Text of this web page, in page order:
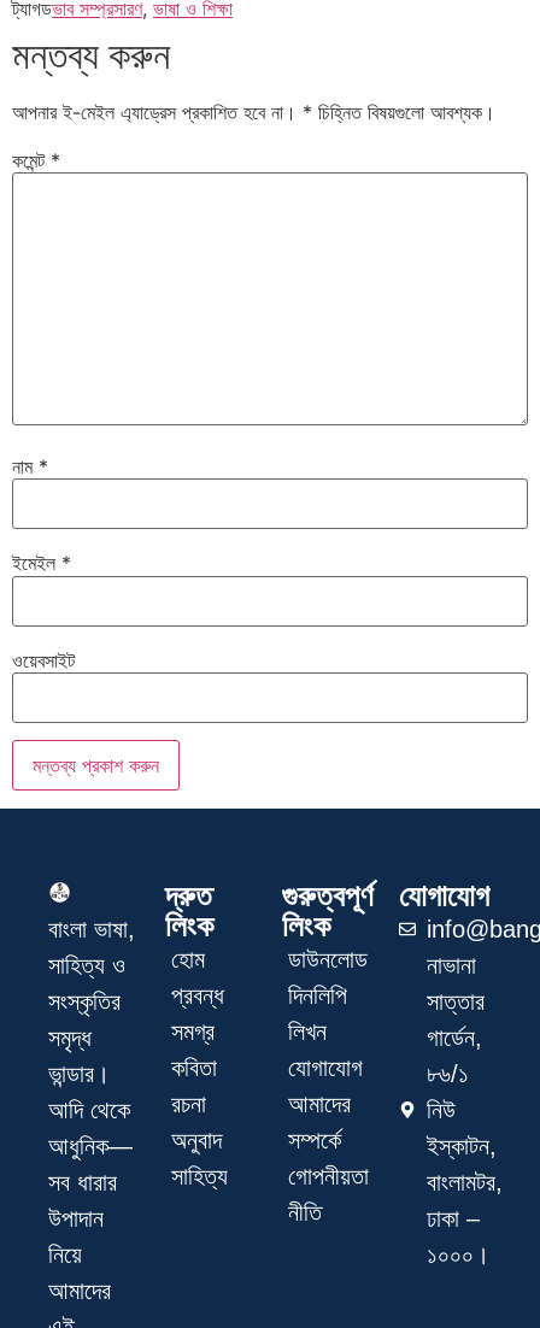
ট্যাগডভাব সম্প্রসারণ, ভাষা ও শিক্ষা
মন্তব্য করুন
আপনার ই-মেইল এ্যাড্রেস প্রকাশিত হবে না। * চিহ্নিত বিষয়গুলো আবশ্যক।
কমেন্ট *
নাম *
ইমেইল *
ওয়েবসাইট
বাংলা ভাষা,
সাহিত্য ও
সংস্কৃতির
সমৃদ্ধ
ভান্ডার।
আদি থেকে
আধুনিক—
সব ধারার
উপাদান
নিয়ে
আমাদের
দ্রুত
লিংক
হোম
প্রবন্ধ
সমগ্র
কবিতা
রচনা
অনুবাদ
সাহিত্য
গুরুত্বপূর্ণ
লিংক
ডাউনলোড
দিনলিপি
লিখন
যোগাযোগ
আমাদের
সম্পর্কে
গোপনীয়তা
নীতি
যোগাযোগ
নাভানা
সাত্তার
গার্ডেন,
৮৬/১
নিউ
ইস্কাটন,
বাংলামটর,
ঢাকা –
১০০০।